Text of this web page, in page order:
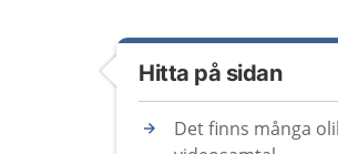
Hitta på sidan
Det finns många